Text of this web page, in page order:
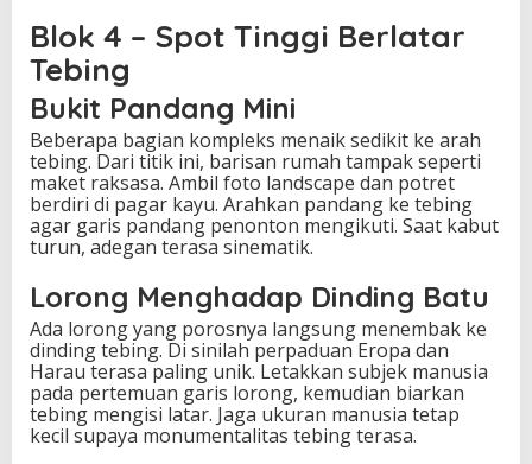
Blok 4 – Spot Tinggi Berlatar
Tebing
Bukit Pandang Mini
Beberapa bagian kompleks menaik sedikit ke arah
tebing. Dari titik ini, barisan rumah tampak seperti
maket raksasa. Ambil foto landscape dan potret
berdiri di pagar kayu. Arahkan pandang ke tebing
agar garis pandang penonton mengikuti. Saat kabut
turun, adegan terasa sinematik.
Lorong Menghadap Dinding Batu
Ada lorong yang porosnya langsung menembak ke
dinding tebing. Di sinilah perpaduan Eropa dan
Harau terasa paling unik. Letakkan subjek manusia
pada pertemuan garis lorong, kemudian biarkan
tebing mengisi latar. Jaga ukuran manusia tetap
kecil supaya monumentalitas tebing terasa.